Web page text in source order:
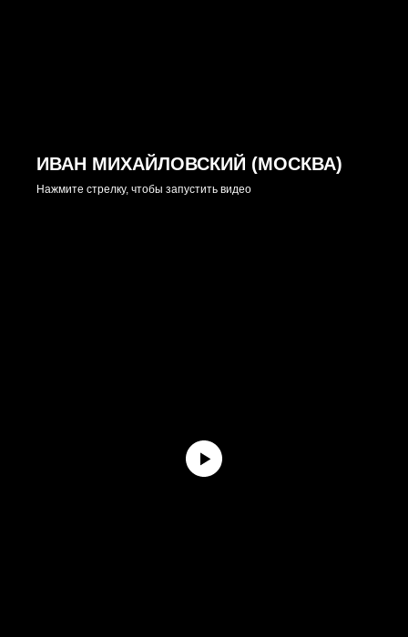
ИВАН МИХАЙЛОВСКИЙ (МОСКВА)
Нажмите стрелку, чтобы запустить видео